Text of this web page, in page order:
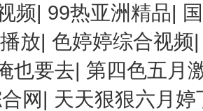
频| 99热亚洲精品|
放|色婷婷综合视频
也要去| 第四色五月
网| 天天狠狠六月婷